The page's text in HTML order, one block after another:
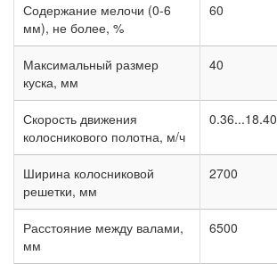
Содержание мелочи (0-6
мм), не более, %
60
Максимальный размер
куска, мм
40
Скорость движения
колосникового полотна, м/ч
0.36...18.40
Ширина колосниковой
решетки, мм
2700
Расстояние между валами,
мм
6500